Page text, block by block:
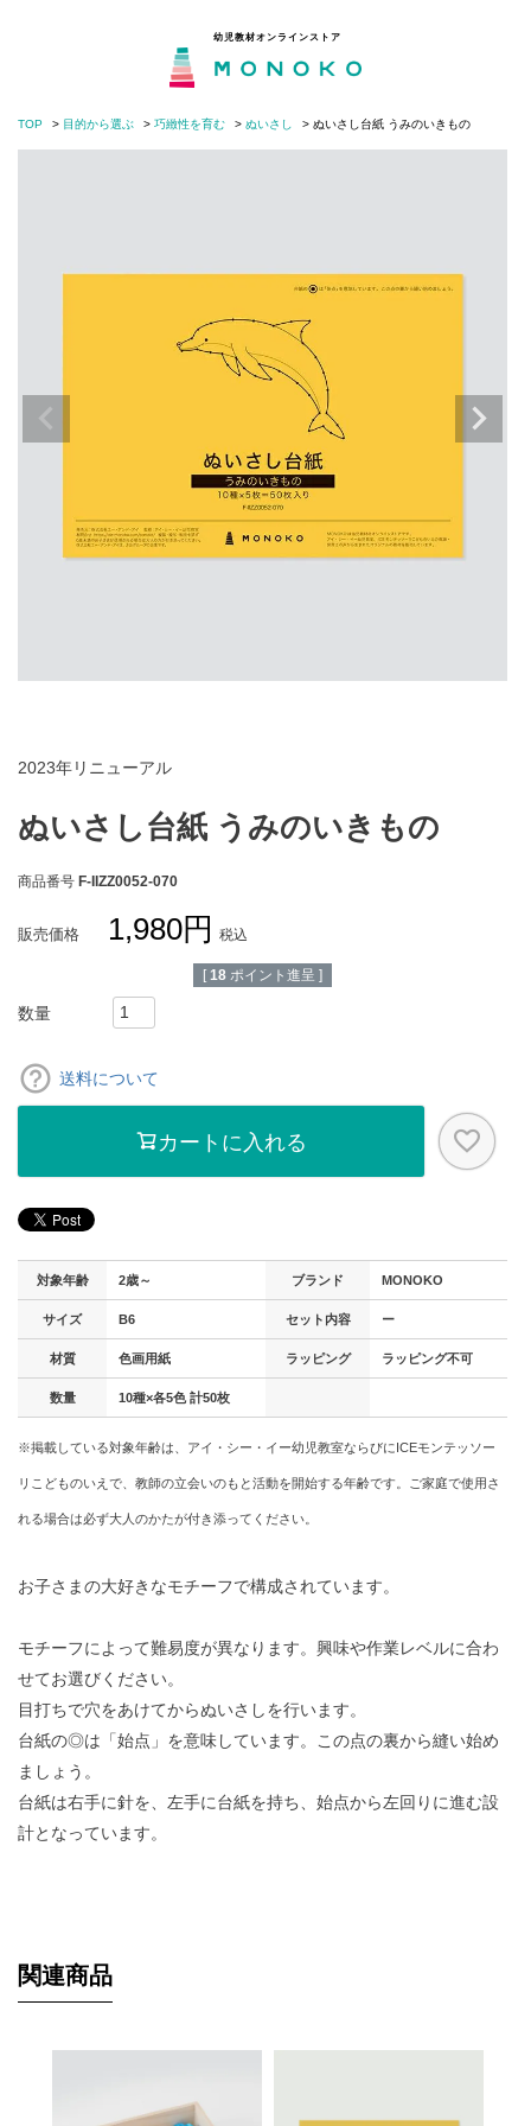
幼児教材オンラインストア
TOP 目的から選ぶ 巧緻性を育む ぬいさし ぬいさし台紙 うみのいきもの
2023年リニューアル
ぬいさし台紙 うみのいきもの
商品番号 F-IIZZ0052-070
販売価格 1,980 税込
[ 18 ポイント進呈 ]
送料について
カートに入れる
対象年齢 2歳～ ブランド MONOKO
サイズ B6 セット内容 ー
材質 色画用紙 ラッピング ラッピング不可
数量 10種×各5色 計50枚
※掲載している対象年齢は、アイ・シー・イー幼児教室ならびにICEモンテッソー
リこどものいえで、教師の立会いのもと活動を開始する年齢です。ご家庭で使用さ
れる場合は必ず大人のかたが付き添ってください。
お子さまの大好きなモチーフで構成されています。
モチーフによって難易度が異なります。興味や作業レベルに合わ
せてお選びください。
目打ちで穴をあけてからぬいさしを行います。
台紙の◎は「始点」を意味しています。この点の裏から縫い始め
ましょう。
台紙は右手に針を、左手に台紙を持ち、始点から左回りに進む設
計となっています。
関連商品
MONOKOとは
年齢から選ぶ
モンテッソーリの分野から選ぶ
知育・子育てコラム
閉じる